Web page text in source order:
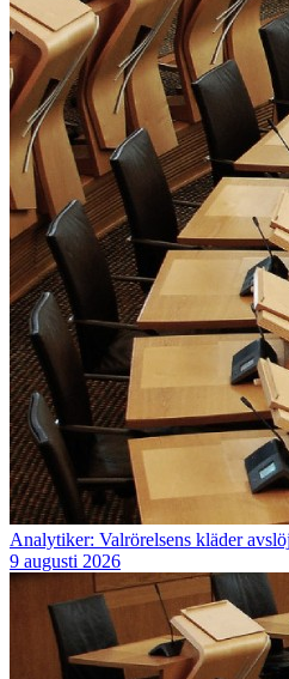
Analytiker: Valrörelsens kläder
9 augusti 2026